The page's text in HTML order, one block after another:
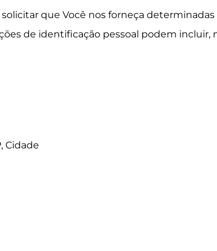
que Você nos forneça
de identificação pessoal podem incluir,
Cidade